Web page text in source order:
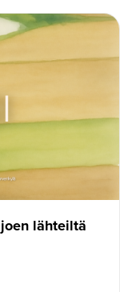
lähteiltä